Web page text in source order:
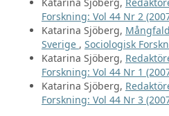
Forskning: Vol 44 Nr 2
Katarina Sjöberg,
Sverige , Sociologisk
Katarina Sjöberg,
Forskning: Vol 44 Nr 1
Katarina Sjöberg,
Forskning: Vol 44 Nr 3